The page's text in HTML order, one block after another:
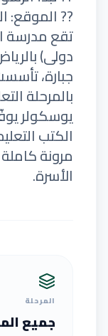
?? الموقع:
تقع مدرسة
دولى)
بالمرحلة
يوسكولر
الكتب
مرونة
الأسرة.
المرحلة
جميع